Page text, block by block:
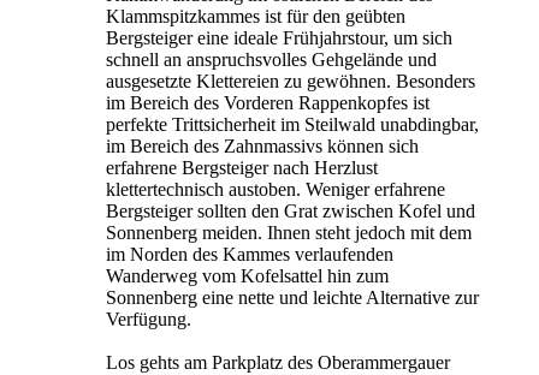
Klammspitzkammes ist für den geübten
Bergsteiger eine ideale Frühjahrstour, um sich
schnell an anspruchsvolles Gehgelände und
ausgesetzte Klettereien zu gewöhnen. Besonders
im Bereich des Vorderen Rappenkopfes ist
perfekte Trittsicherheit im Steilwald unabdingbar,
im Bereich des Zahnmassivs können sich
erfahrene Bergsteiger nach Herzlust
klettertechnisch austoben. Weniger erfahrene
Bergsteiger sollten den Grat zwischen Kofel und
Sonnenberg meiden. Ihnen steht jedoch mit dem
im Norden des Kammes verlaufenden
Wanderweg vom Kofelsattel hin zum
Sonnenberg eine nette und leichte Alternative zur
Verfügung.
Los gehts am Parkplatz des Oberammergauer